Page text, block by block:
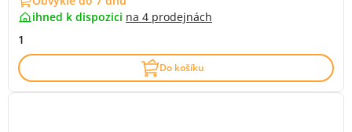
ihned k dispozici na 4 prodejnách
1
Do košíku